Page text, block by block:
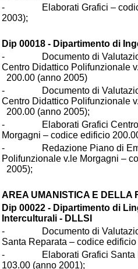
- Elaborati Grafici – codice
2003);
Dip 00018 - Dipartimento di
- Documento di
Centro Didattico Polifunzionale
200.00 (anno 2005)
- Documento di
Centro Didattico Polifunzionale
200.00 (anno 2005);
- Elaborati Grafici Centro
Morgagni – codice edificio
- Redazione Piano di
Polifunzionale v.le Morgagni –
2005);
AREA UMANISTICA E DELLA
Dip 00022 - Dipartimento di
Interculturali - DLLSI
- Documento di
Santa Reparata – codice
- Elaborati Grafici Santa
103.00 (anno 2001);